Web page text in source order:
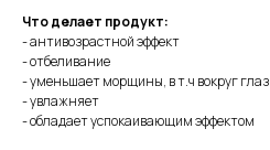
Что делает продукт:
- антивозрастной эффект
- отбеливание
- уменьшает морщины, в т.ч вокруг глаз
- увлажняет
- обладает успокаивающим эффектом